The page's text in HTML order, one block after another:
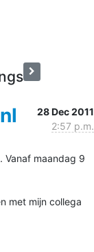
28 Dec 2011
2:57 p.m.
Vanaf maandag 9
met mijn collega